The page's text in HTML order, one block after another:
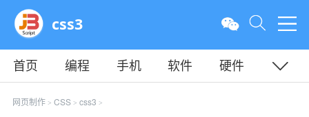
css3
首页 编程 手机 软件
硬件
教程
平面
网页制作> CSS> css3 >